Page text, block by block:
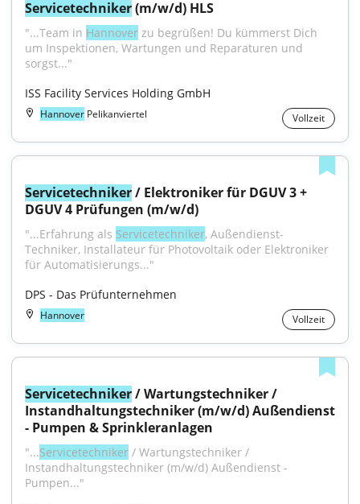
Servicetechniker (m/w/d) HLS
"...Team in Hannover zu begrüßen! Du kümmerst Dich
um Inspektionen, Wartungen und Reparaturen und
sorgst..."
ISS Facility Services Holding GmbH
Hannover Pelikanviertel Vollzeit
Servicetechniker / Elektroniker für DGUV 3 +
DGUV 4 Prüfungen (m/w/d)
"...Erfahrung als Servicetechniker, Außendienst-
Techniker, Installateur für Photovoltaik oder Elektroniker
für Automatisierungs..."
DPS - Das Prüfunternehmen
Hannover Vollzeit
Servicetechniker / Wartungstechniker /
Instandhaltungstechniker (m/w/d) Außendienst
- Pumpen & Sprinkleranlagen
"...Servicetechniker / Wartungstechniker /
Instandhaltungstechniker (m/w/d) Außendienst -
Pumpen..."